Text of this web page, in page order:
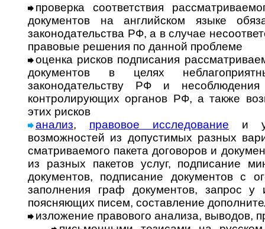
проверка соответствия
документов на английском языке
законодательства РФ, а в случае
правовые решения по данной проблеме
оценка рисков подписания
документов в целях
законодательству РФ и
контролирующих органов РФ, а также
этих рисков
анализ, правовое исследование и
возможностей из допустимых разных
смат­ри­ва­е­мо­го пакета договоров и
из разных пакетов услуг, подписание
документов, подписание документов с
заполнения граф документов, запрос у
поясняющих писем, составление
изложение правового анализа, выводов,